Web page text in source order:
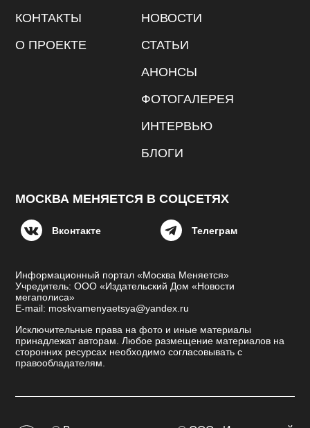
КОНТАКТЫ
О ПРОЕКТЕ
НОВОСТИ
СТАТЬИ
АНОНСЫ
ФОТОГАЛЕРЕЯ
ИНТЕРВЬЮ
БЛОГИ
МОСКВА МЕНЯЕТСЯ В СОЦСЕТЯХ
Вконтакте Телеграм
Информационный портал «Москва Меняется»
Учредитель: ООО «Издательский Дом «Новости
мегаполиса»
E-mail: moskvamenyaetsya@yandex.ru
Исключительные права на фото и иные материалы
принадлежат авторам. Любое размещение материалов на
сторонних ресурсах необходимо согласовывать с
правообладателям.